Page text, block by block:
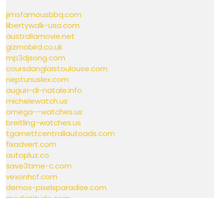
jimsfamousbbq.com
libertywalk-usa.com
australiamovie.net
gizmobird.co.uk
mp3djsong.com
coursdanglaistoulouse.com
neptunuslex.com
auguri-di-natale.info
michelewatch.us
omega--watches.us
breitling-watches.us
tgarnettcentrallautoads.com
fixadvert.com
autopluz.co
save3time-c.com
vexonhcf.com
demos-pixelsparadise.com